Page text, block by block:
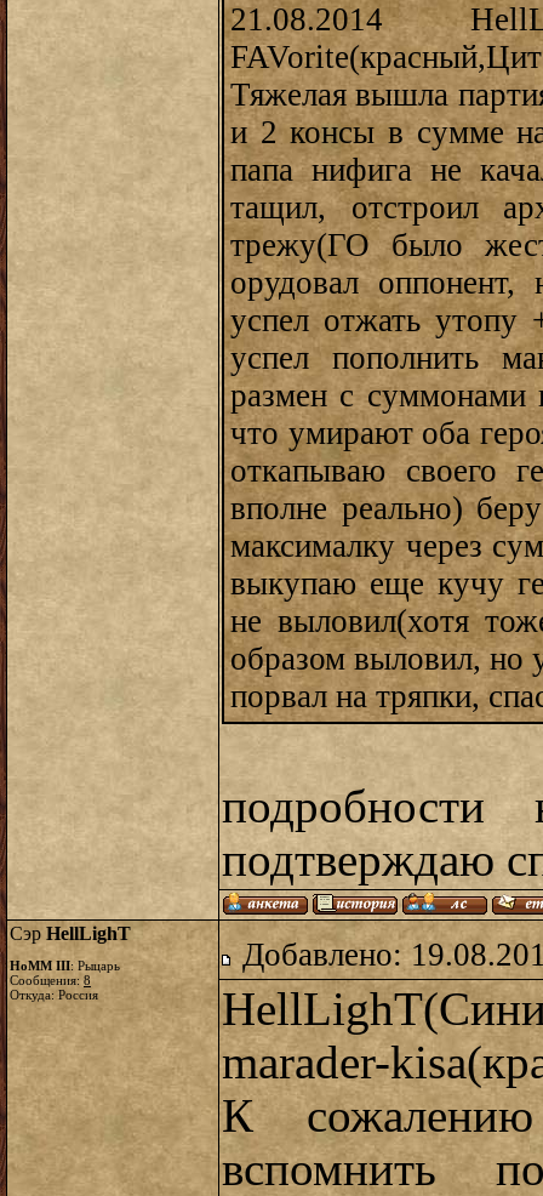
21.08.2014
Тяжелая вышла
и 2 консы в сумме
папа нифига не
тащил, отстроил
трежу(ГО было
орудовал
успел отжать утопу
успел пополнить
размен с суммонами
что умирают оба
откапываю своего
вполне реально)
максималку через
выкупаю еще кучу
не выловил(хотя
образом выловил, но
порвал на тряпки,
подтверждаю
Сэр HellLighT
HoMM III: Рыцарь
Сообщения:8
Откуда: Россия
Добавлено:
marader-
К
вспомнить